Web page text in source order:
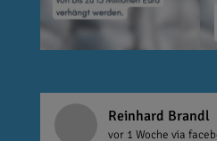
Reinhard Brandl
vor 1 Woche via